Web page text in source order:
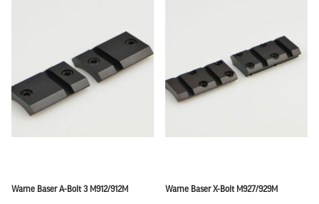
Warne Baser A-Bolt 3 M912/912M Warne Baser X-Bolt M927/929M